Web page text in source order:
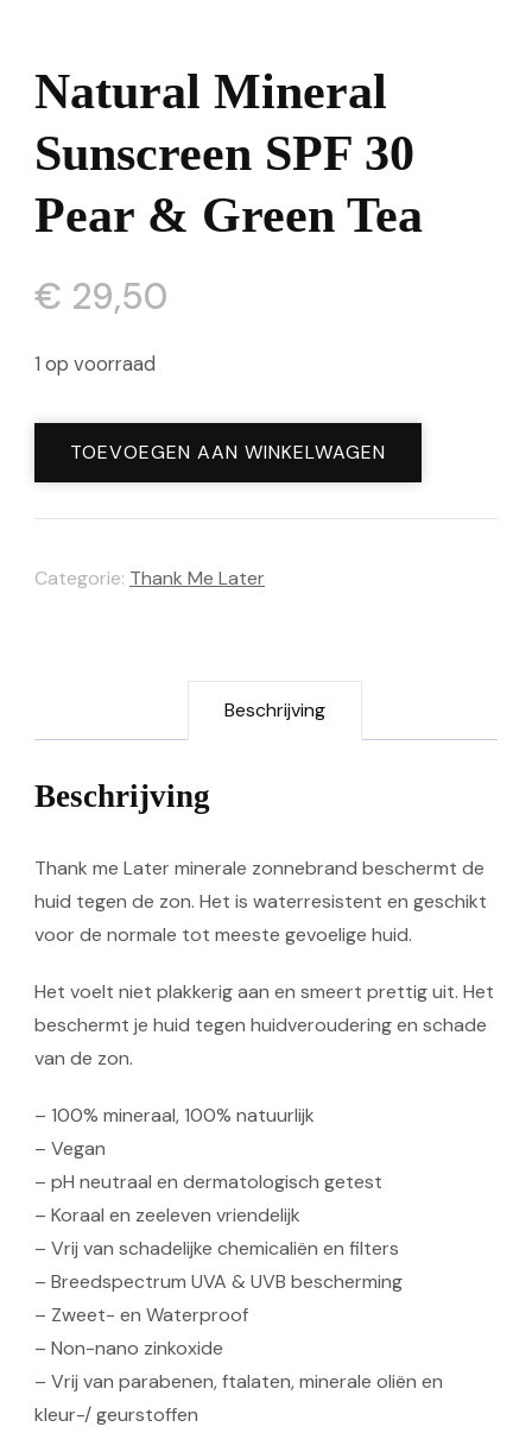
Natural Mineral
Sunscreen SPF 30
Pear & Green Tea
€ 29,50
1 op voorraad
Natural
Mineral
30
Tea
TOEVOEGEN AAN WINKELWAGEN
Categorie: Thank Me Later
Beschrijving
Beschrijving
Thank me Later minerale zonnebrand beschermt de
huid tegen de zon. Het is waterresistent en geschikt
voor de normale tot meeste gevoelige huid.
Het voelt niet plakkerig aan en smeert prettig uit. Het
beschermt je huid tegen huidveroudering en schade
van de zon.
– 100% mineraal, 100% natuurlijk
– Vegan
– pH neutraal en dermatologisch getest
– Koraal en zeeleven vriendelijk
– Vrij van schadelijke chemicaliën en filters
– Breedspectrum UVA & UVB bescherming
– Zweet- en Waterproof
– Non-nano zinkoxide
– Vrij van parabenen, ftalaten, minerale oliën en
kleur-/ geurstoffen